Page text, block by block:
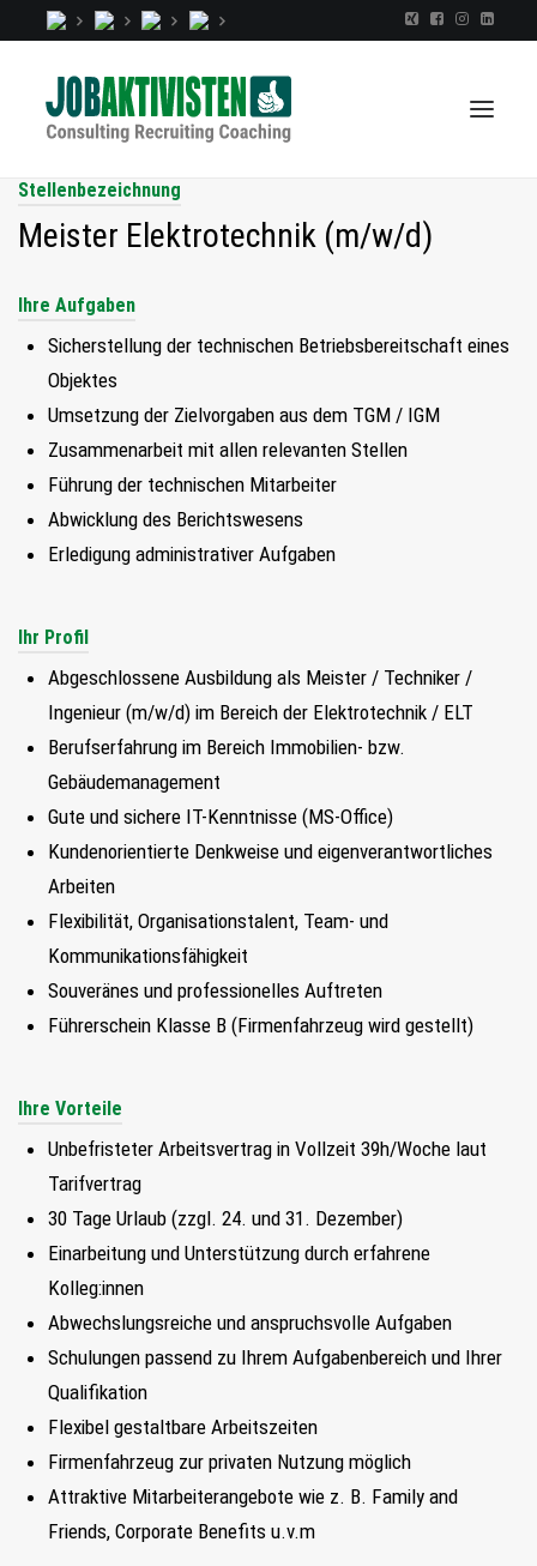
TALENTINDEX
CONSULTING
RECRUITING
COACHING
JOBS
EXTRA
FIND MY JOB
SUCHEN
Stellenbezeichnung
Meister Elektrotechnik (m/w/d)
Ihre Aufgaben
Sicherstellung der technischen Betriebsbereitschaft eines
Objektes
Umsetzung der Zielvorgaben aus dem TGM / IGM
Zusammenarbeit mit allen relevanten Stellen
Führung der technischen Mitarbeiter
Abwicklung des Berichtswesens
Erledigung administrativer Aufgaben
Ihr Profil
Abgeschlossene Ausbildung als Meister / Techniker /
Ingenieur (m/w/d) im Bereich der Elektrotechnik / ELT
Berufserfahrung im Bereich Immobilien- bzw.
Gebäudemanagement
Gute und sichere IT-Kenntnisse (MS-Office)
Kundenorientierte Denkweise und eigenverantwortliches
Arbeiten
Flexibilität, Organisationstalent, Team- und
Kommunikationsfähigkeit
Souveränes und professionelles Auftreten
Führerschein Klasse B (Firmenfahrzeug wird gestellt)
Ihre Vorteile
Unbefristeter Arbeitsvertrag in Vollzeit 39h/Woche laut
Tarifvertrag
30 Tage Urlaub (zzgl. 24. und 31. Dezember)
Einarbeitung und Unterstützung durch erfahrene
Kolleg:innen
Abwechslungsreiche und anspruchsvolle Aufgaben
Schulungen passend zu Ihrem Aufgabenbereich und Ihrer
Qualifikation
Flexibel gestaltbare Arbeitszeiten
Firmenfahrzeug zur privaten Nutzung möglich
Attraktive Mitarbeiterangebote wie z. B. Family and
Friends, Corporate Benefits u.v.m